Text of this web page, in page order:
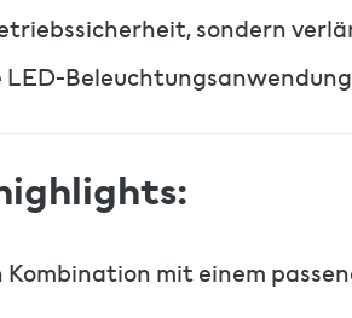
sondern
LED-
Kombination mit einem